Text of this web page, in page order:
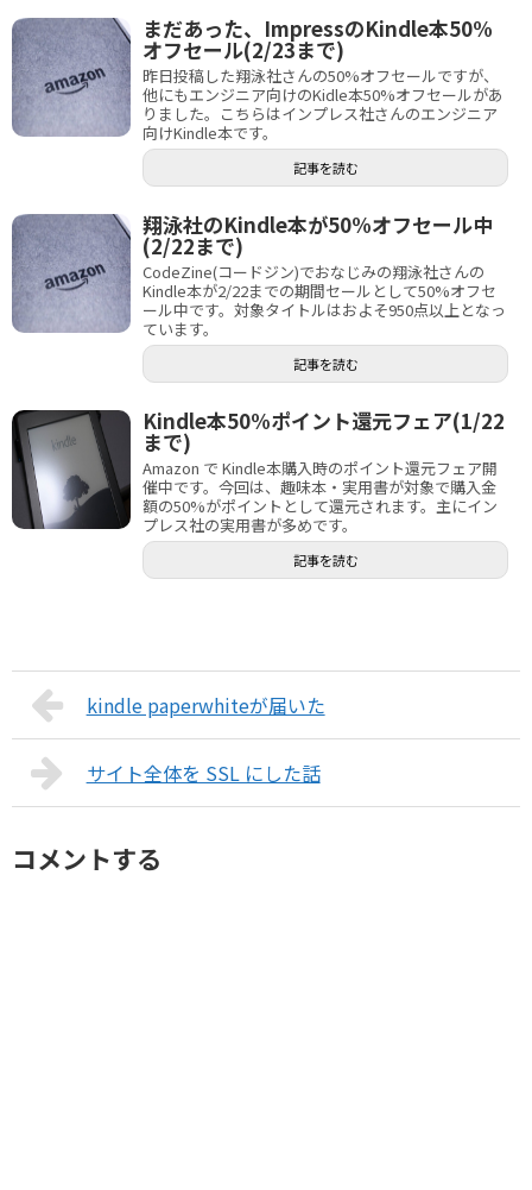
まだあった、ImpressのKindle本50%
オフセール(2/23まで)
昨日投稿した翔泳社さんの50%オフセールですが、
他にもエンジニア向けのKidle本50%オフセールがあ
りました。こちらはインプレス社さんのエンジニア
向けKindle本です。
記事を読む
翔泳社のKindle本が50%オフセール中
(2/22まで)
CodeZine(コードジン)でおなじみの翔泳社さんの
Kindle本が2/22までの期間セールとして50%オフセ
ール中です。対象タイトルはおよそ950点以上となっ
ています。
記事を読む
Kindle本50%ポイント還元フェア(1/22
まで)
Amazon で Kindle本購入時のポイント還元フェア開
催中です。今回は、趣味本・実用書が対象で購入金
額の50%がポイントとして還元されます。主にイン
プレス社の実用書が多めです。
記事を読む
kindle paperwhiteが届いた
サイト全体を SSL にした話
コメントする